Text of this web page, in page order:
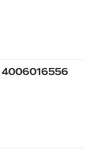
4006016556